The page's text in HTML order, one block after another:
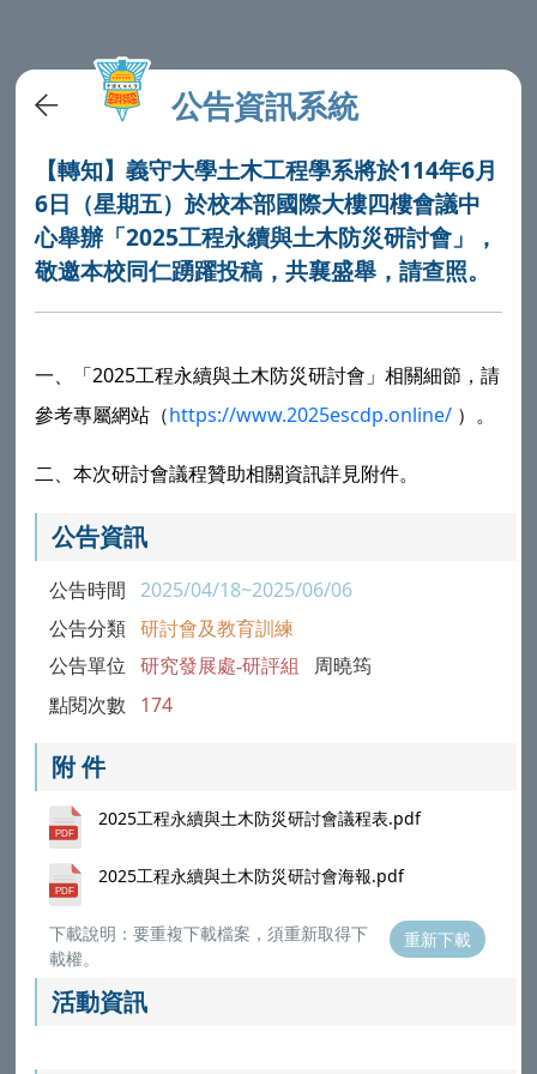
公告資訊系統
【轉知】義守大學土木工程學系將於114年6月
6日（星期五）於校本部國際大樓四樓會議中
心舉辦「2025工程永續與土木防災研討會」，
敬邀本校同仁踴躍投稿，共襄盛舉，請查照。
一、「 2025工程永續與土木防災研討會」相關細節，請
參考專屬網站（https://www.2025escdp.online/ ）。
二、本次研討會議程贊助相關資訊詳見附件。
公告資訊
公告時間 2025/04/18~2025/06/06
公告分類 研討會及教育訓練
公告單位 研究發展處-研評組 周曉筠
點閱次數 174
附 件
2025工程永續與土木防災研討會議程表.pdf
2025工程永續與土木防災研討會海報.pdf
下載說明：要重複下載檔案，須重新取得下
載權。
重新下載
活動資訊